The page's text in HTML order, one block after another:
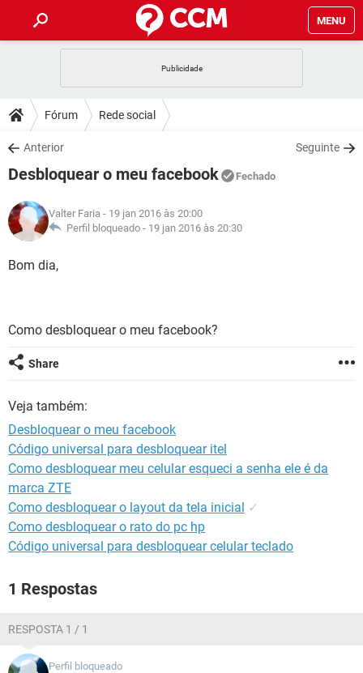
MENU
CELULAR
OUTLOOK
INSTAGRAM GMAIL
GUIA DE COMPRAS
DICAS
JOGOS
INSTAGRAM GMAIL
GUIA DE COMPRAS
DOWNLOADS
JOGOS WHATSAPP
CELULAR
OUTLOOK EXCEL
INSTAGRAM
JOGOS WHATSAPP
CELULAR
OUTLOOK
GUIA DE COMPRAS
GLOSSÁRIO
JOGOS
GUIA DE COMPRAS
Fórum Rede social
Anterior Seguinte
Desbloquear o meu facebook Fechado
Valter Faria - 19 jan 2016 às 20:00
Perfil bloqueado - 19 jan 2016 às 20:30
Bom dia,
Como desbloquear o meu facebook?
Share
Veja também:
Desbloquear o meu facebook
Código universal para desbloquear itel
Como desbloquear meu celular esqueci a senha ele é da
marca ZTE
Como desbloquear o layout da tela inicial ✓
Como desbloquear o rato do pc hp
Código universal para desbloquear celular teclado
1 Respostas
RESPOSTA 1 / 1
Perfil bloqueado